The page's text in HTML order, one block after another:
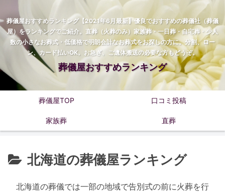
葬儀屋おすすめランキング【2021年6月最新】優良でおすすめの葬儀社（葬儀
屋）をランキングでご紹介。直葬（火葬のみ）家族葬・一日葬・自宅葬・少人
数の小さなお葬式・低価格で明朗会計なお葬式をお探しの方に。分割、ロー
ン、カード払いOK。お急ぎ、ご遺体搬送の必要な方もどうぞ。
葬儀屋おすすめランキング
葬儀屋TOP 口コミ投稿
家族葬 直葬
北海道の葬儀屋ランキング
北海道の葬儀では一部の地域で告別式の前に火葬を行